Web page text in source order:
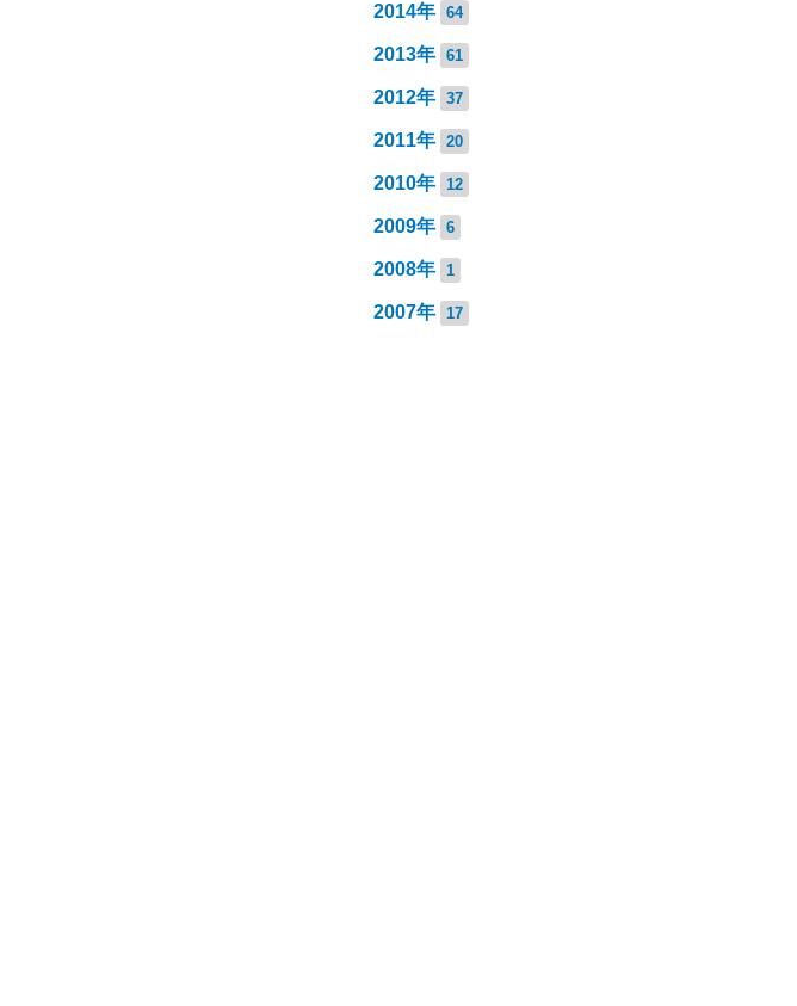
2014年 64
2013年 61
2012年 37
2011年 20
2010年 12
2009年 6
2008年 1
2007年 17